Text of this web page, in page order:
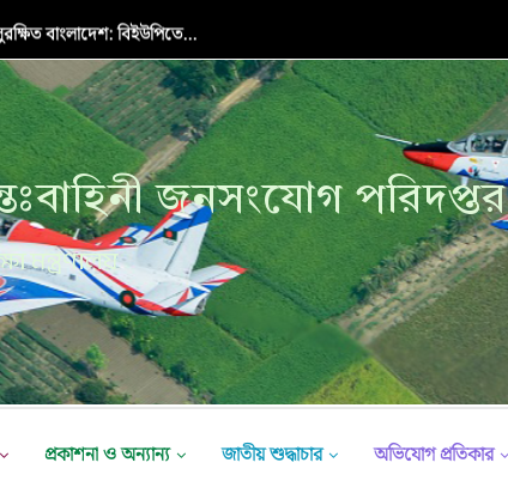
বাংলাদেশ: বিইউপিতে...
জনসংযোগ পরিদপ্তর
মন্ত্রণালয়
প্রকাশনা ও অন্যান্য জাতীয় শুদ্ধাচার অভিযোগ প্রতিকার